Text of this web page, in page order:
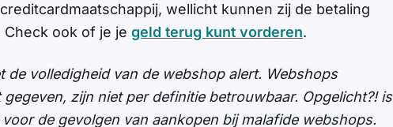
wellicht kunnen zij de betaling
ook of je je geld terug kunt vorderen.
de volledigheid van de webshop alert. Webshops
zijn niet per definitie betrouwbaar. Opgelicht?! is
de gevolgen van aankopen bij malafide webshops.